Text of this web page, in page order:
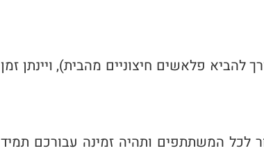
פלאשים חיצוניים מהבית), ויינתן זמן
לכל המשתתפים ותהיה זמינה עבורכם תמיד